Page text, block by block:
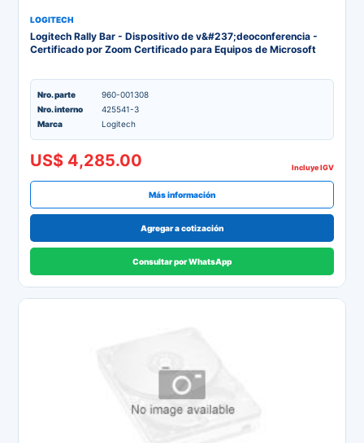
LOGITECH
Logitech Rally Bar - Dispositivo de v&#237;deoconferencia -
Certificado por Zoom Certificado para Equipos de Microsoft
Nro. parte
960-001308
Nro. interno
425541-3
Marca
Logitech
US$ 4,285.00 Incluye IGV
Más información
Agregar a cotización
Consultar por WhatsApp